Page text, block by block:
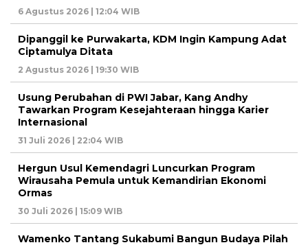
6 Agustus 2026 | 12:04 WIB
Dipanggil ke Purwakarta, KDM Ingin Kampung Adat
Ciptamulya Ditata
2 Agustus 2026 | 19:30 WIB
Usung Perubahan di PWI Jabar, Kang Andhy
Tawarkan Program Kesejahteraan hingga Karier
Internasional
31 Juli 2026 | 22:04 WIB
Hergun Usul Kemendagri Luncurkan Program
Wirausaha Pemula untuk Kemandirian Ekonomi
Ormas
30 Juli 2026 | 15:09 WIB
Wamenko Tantang Sukabumi Bangun Budaya Pilah